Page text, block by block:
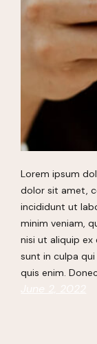
Lorem ipsum
dolor sit amet,
incididunt ut
minim veniam,
nisi ut aliquip
sunt in culpa
quis enim.